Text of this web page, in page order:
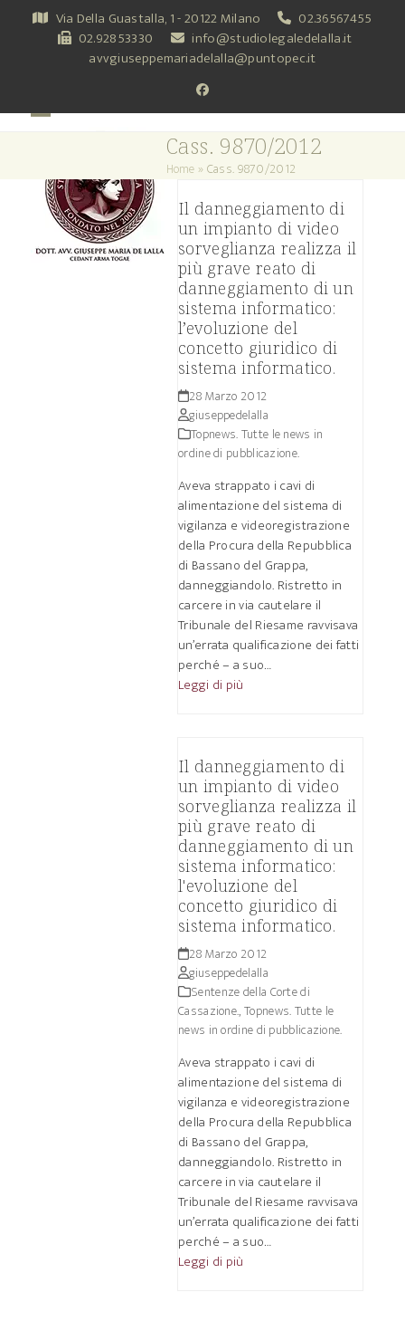
Via Della Guastalla, 1 - 20122 Milano
02.36567455
02.92853330
info@studiolegaledelalla.it
avvgiuseppemariadelalla@puntopec.it
Facebook
menu
menu
Cass. 9870/2012
Home »Cass. 9870/2012
Il danneggiamento di
un impianto di video
sorveglianza realizza il
più grave reato di
danneggiamento di un
sistema informatico:
l’evoluzione del
concetto giuridico di
sistema informatico.
28 Marzo 2012
giuseppedelalla
Topnews. Tutte le news in
ordine di pubblicazione.
Aveva strappato i cavi di
alimentazione del sistema di
vigilanza e videoregistrazione
della Procura della Repubblica
di Bassano del Grappa,
danneggiandolo. Ristretto in
carcere in via cautelare il
Tribunale del Riesame ravvisava
un’errata qualificazione dei fatti
perché – a suo…
Leggi di più
Il danneggiamento di
un impianto di video
sorveglianza realizza il
più grave reato di
danneggiamento di un
sistema informatico:
l'evoluzione del
concetto giuridico di
sistema informatico.
28 Marzo 2012
giuseppedelalla
Sentenze della Corte di
Cassazione.,Topnews. Tutte le
news in ordine di pubblicazione.
Aveva strappato i cavi di
alimentazione del sistema di
vigilanza e videoregistrazione
della Procura della Repubblica
di Bassano del Grappa,
danneggiandolo. Ristretto in
carcere in via cautelare il
Tribunale del Riesame ravvisava
un’errata qualificazione dei fatti
perché – a suo…
Leggi di più